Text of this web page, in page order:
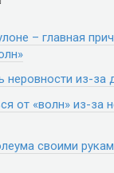
– главная
неровности из-
от «волн» из-за
своими